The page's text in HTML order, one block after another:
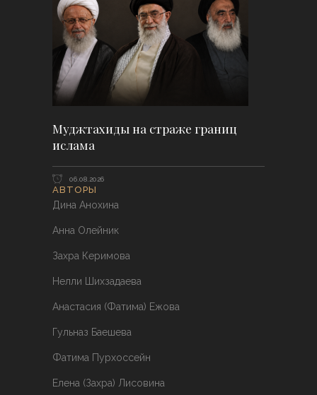
Муджтахиды на страже границ
ислама
06.08.2026
АВТОРЫ
Дина Анохина
Анна Олейник
Захра Керимова
Нелли Шихзадаева
Анастасия (Фатима) Ежова
Гульназ Баешева
Фатима Пурхоссейн
Елена (Захра) Лисовина